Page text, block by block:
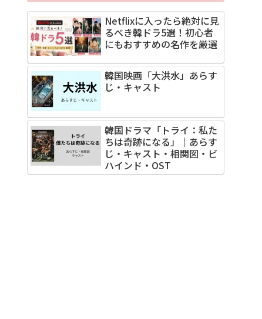
Netflixに入ったら絶対に見
るべき韓ドラ5選！初心者
にもおすすめの名作を厳選
韓国映画「大洪水」あらす
じ・キャスト
韓国ドラマ「トライ：私た
ちは奇跡になる」｜あらす
じ・キャスト・相関図・ビ
ハインド・OST